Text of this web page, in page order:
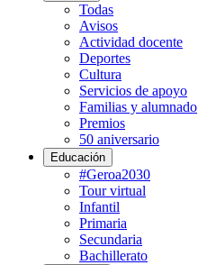
Todas
Avisos
Actividad docente
Deportes
Cultura
Servicios de apoyo
Familias y alumnado
Premios
50 aniversario
Educación
#Geroa2030
Tour virtual
Infantil
Primaria
Secundaria
Bachillerato